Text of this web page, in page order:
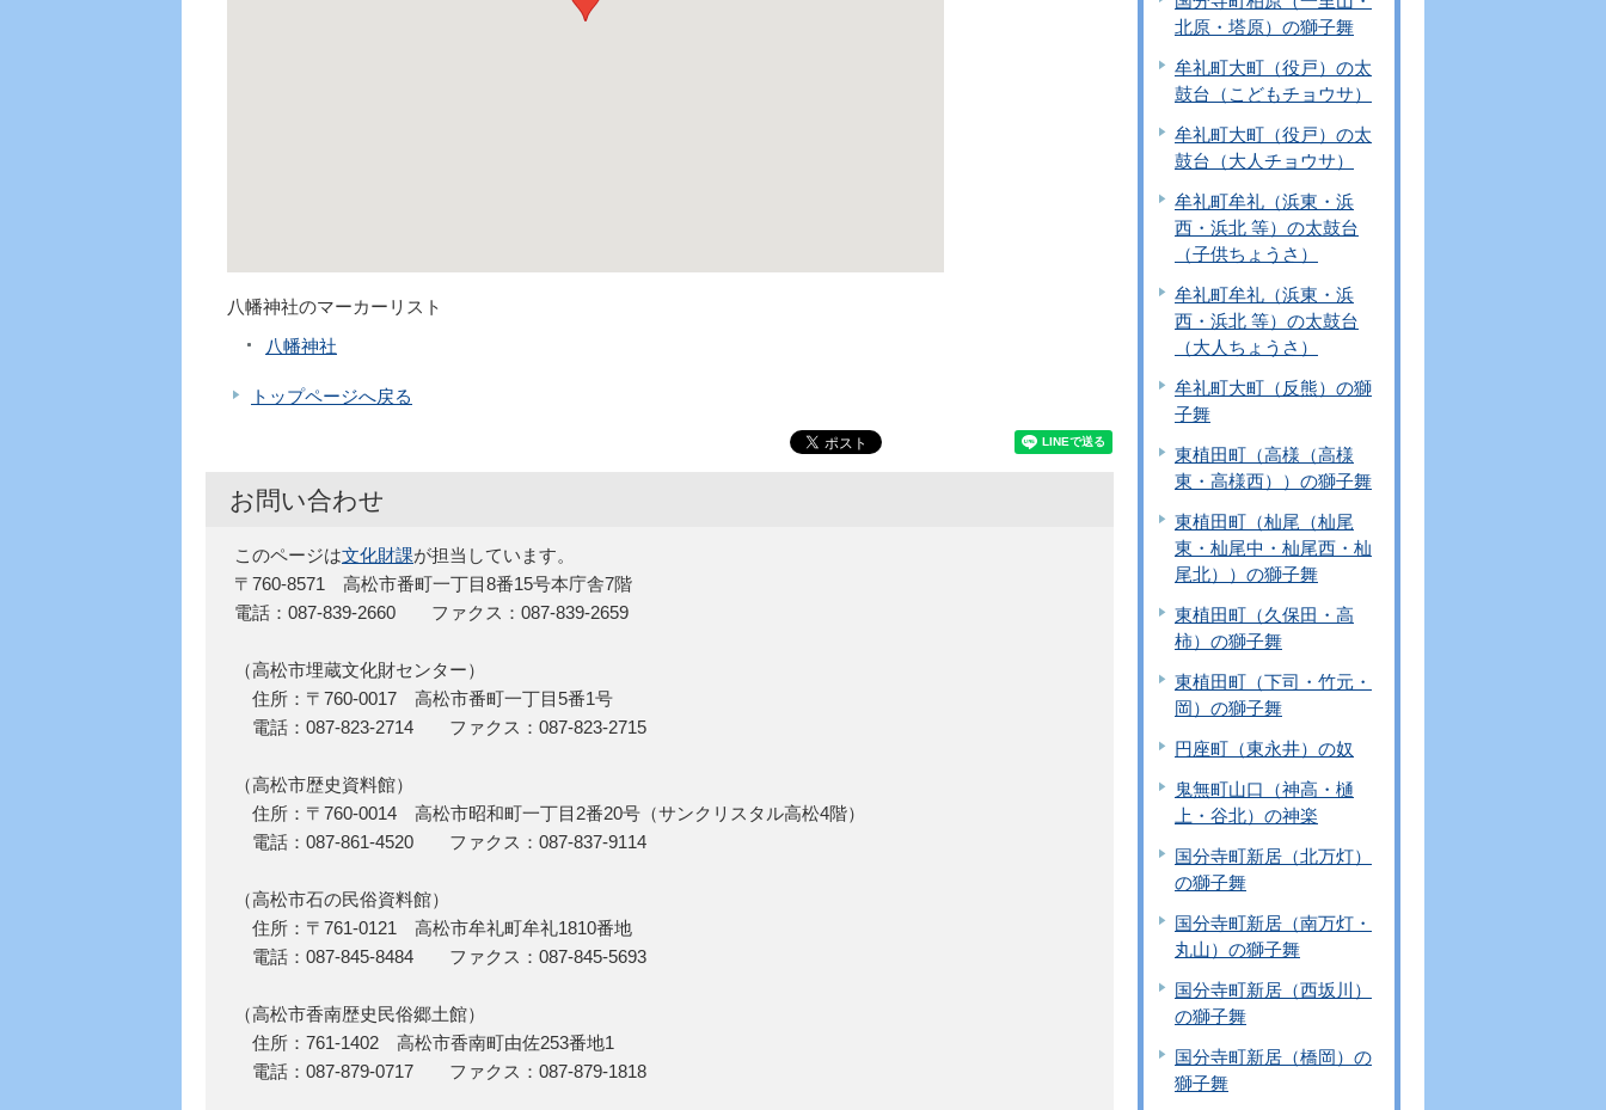
八幡神社のマーカーリスト
八幡神社
トップページへ戻る
お問い合わせ
このページは文化財課が担当しています。
〒760-8571 高松市番町一丁目8番15号本庁舎7階
電話：087-839-2660 ファクス：087-839-2659
（高松市埋蔵文化財センター）
住所：〒760-0017 高松市番町一丁目5番1号
電話：087-823-2714 ファクス：087-823-2715
（高松市歴史資料館）
住所：〒760-0014 高松市昭和町一丁目2番20号（サンクリスタル高松4階）
電話：087-861-4520 ファクス：087-837-9114
（高松市石の民俗資料館）
住所：〒761-0121 高松市牟礼町牟礼1810番地
電話：087-845-8484 ファクス：087-845-5693
（高松市香南歴史民俗郷土館）
住所：761-1402 高松市香南町由佐253番地1
電話：087-879-0717 ファクス：087-879-1818
北原・塔原）の獅子舞
牟礼町大町（役戸）の太
鼓台（こどもチョウサ）
牟礼町大町（役戸）の太
鼓台（大人チョウサ）
牟礼町牟礼（浜東・浜
西・浜北 等）の太鼓台
（子供ちょうさ）
牟礼町牟礼（浜東・浜
西・浜北 等）の太鼓台
（大人ちょうさ）
牟礼町大町（反熊）の獅
子舞
東植田町（高様（高様
東・高様西））の獅子舞
東植田町（杣尾（杣尾
東・杣尾中・杣尾西・杣
尾北））の獅子舞
東植田町（久保田・高
柿）の獅子舞
東植田町（下司・竹元・
岡）の獅子舞
円座町（東永井）の奴
鬼無町山口（神高・樋
上・谷北）の神楽
国分寺町新居（北万灯）
の獅子舞
国分寺町新居（南万灯・
丸山）の獅子舞
国分寺町新居（西坂川）
の獅子舞
国分寺町新居（橋岡）の
獅子舞